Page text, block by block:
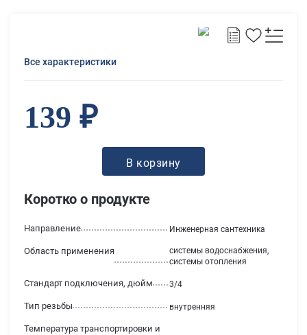
Коротко о продукте
Температура транспортировки и
Направление Инженерная сантехника
Область применения
системы водоснабжения,
системы отопления
Стандарт подключения, дюйм 3/4
Тип резьбы внутренняя
Все характеристики
139 ₽
В корзину